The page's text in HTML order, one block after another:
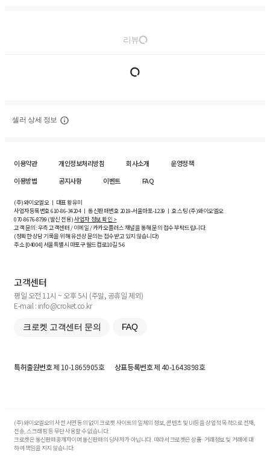
리뷰
셀러 상세 정보
이용약관 개인정보처리방침 회사소개
운영정책
이용방법
공지사항 이벤트 FAQ
(주)와이오엘오 ㅣ 대표 황유미
사업자등록번호610-86-34204ㅣ 통신판매번호 2019-서울마포-1239 ㅣ 호스팅 (주)와이오엘오
070-8676-8799 (발신 전용)사업자 정보 확인 >
고객 문의: 우측 고객센터 / 이메일 / 카카오플러스 채널을 통해 문의 접수 부탁드립니다.
(정확한 상담 기록을 위해 유선상 문의는 접수받고 있지 않습니다)
주소 [04004] 서울특별시 마포구 월드컵로10길5-6
고객센터
평일 오전 11시 ~ 오후 5시 (주말, 공휴일 제외)
E-mail : info@croket.co.kr
크로켓 고객센터 문의 FAQ
특허출원번호제 10-1865905호 상표등록번호제 40-1643898호
(주)와이오엘오의 사전 서면 동의 없이 크로켓 사이트의 일체의 정보, 콘텐츠 및 UI등을 상업적 목적으로 전재,
전송, 스크래핑 등 무단 사용할 수 없습니다.
크로켓은 통신판매중개자이며 통신판매의 당사자가 아닙니다. 따라서 크로켓은 상품·거래정보 및 거래에 대
하여 책임을 지지 않습니다.